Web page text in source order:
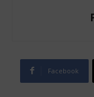
Facebook